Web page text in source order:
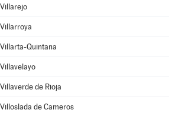
Villarejo
Villarroya
Villarta-Quintana
Villavelayo
Villaverde de Rioja
Villoslada de Cameros